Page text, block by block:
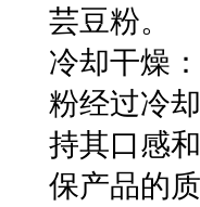
芸豆粉。
冷却干燥
粉经过冷
持其口感
保产品的